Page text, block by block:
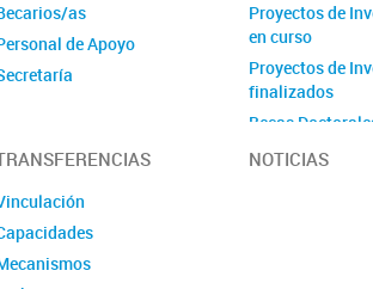
as
de Apoyo
Proyectos de
en curso
Proyectos de
finalizados
Becas
NOTICIAS